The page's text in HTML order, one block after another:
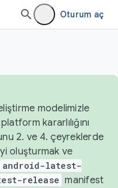
Oturum aç
modelimizle
kararlılığını
2. ve 4. çeyreklerde
oluşturmak ve
android-latest-
release manifest